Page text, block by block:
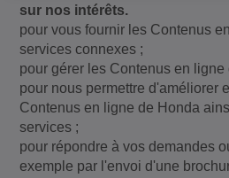
sur nos intérêts.
pour vous fournir les Contenus
services connexes ;
pour gérer les Contenus en ligne
pour nous permettre d'améliorer
Contenus en ligne de Honda
services ;
pour répondre à vos demandes
exemple par l'envoi d'une